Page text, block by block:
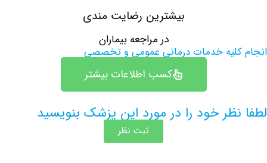
بیشترین رضایت مندی
در مراجعه بیماران
خدمات درمانی عمومی و تخصصی
کسب اطلاعات بیشتر
خود را در مورد این پزشک بنویسید
ثبت نظر